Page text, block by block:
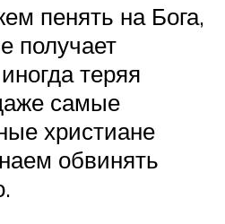
пенять на Бога,
получает
теряя
самые
христиане
обвинять